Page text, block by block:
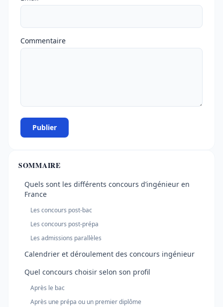
Commentaire
Publier
SOMMAIRE
Quels sont les différents concours d’ingénieur en
France
Les concours post-bac
Les concours post-prépa
Les admissions parallèles
Calendrier et déroulement des concours ingénieur
Quel concours choisir selon son profil
Après le bac
Après une prépa ou un premier diplôme